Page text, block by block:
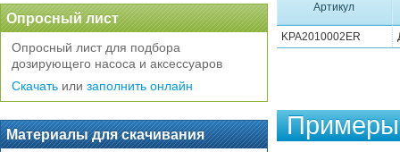
Артикул
KPA2010002ER
Примеры
Опросный лист
Опросный лист для подбора
дозирующего насоса и аксессуаров
Скачать или заполнить онлайн
Материалы для скачивания